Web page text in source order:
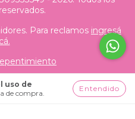
uso de
de compra.
Entendido
Para reclamos ingresá